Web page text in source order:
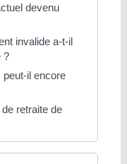
devenu
invalide a-t-il
?
peut-il encore
retraite de